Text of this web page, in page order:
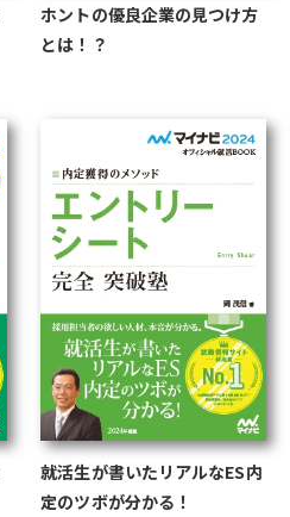
ホントの優良企業の見つけ方
とは！？
就活生が書いたリアルなES内
定のツボが分かる！